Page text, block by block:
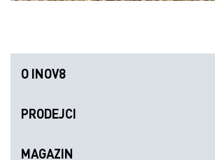
O INOV8
PRODEJCI
MAGAZIN